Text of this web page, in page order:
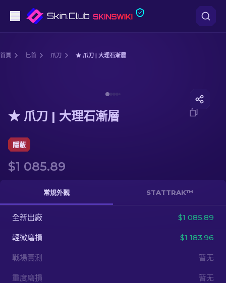
狙擊步槍
手套
武器箱
其他
首頁 匕首 爪刀 ★ 爪刀 | 大理石漸層
★ 爪刀 | 大理石漸層
隱蔽
$1 085.89
常規外觀 STATTRAK™
全新出廠 $1 085.89
輕微磨損 $1 183.96
戰場實測 暂无
重度磨損 暂无